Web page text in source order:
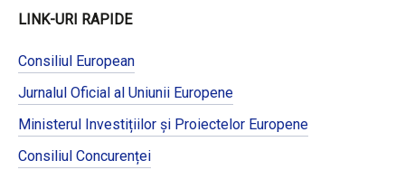
LINK-URI RAPIDE
Consiliul European
Jurnalul Oficial al Uniunii Europene
Ministerul Investițiilor și Proiectelor Europene
Consiliul Concurenței